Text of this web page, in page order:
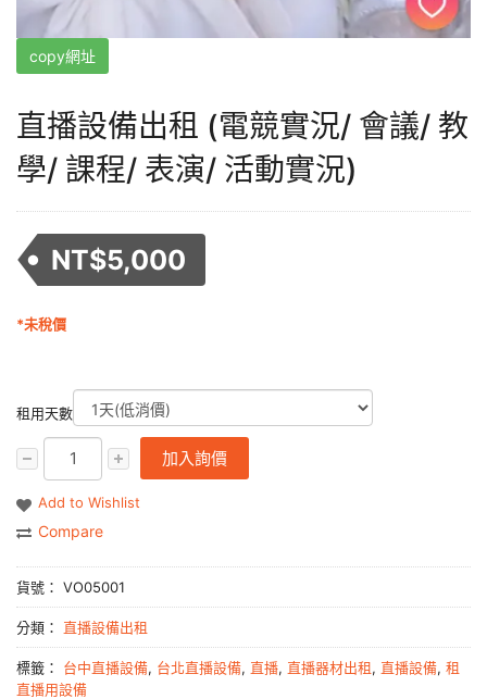
copy網址
直播設備出租 (電競實況/ 會議/ 教
學/ 課程/ 表演/ 活動實況)
NT$5,000
*未稅價
租用天數
加入詢價
Add to Wishlist
Compare
貨號： VO05001
分類： 直播設備出租
標籤： 台中直播設備, 台北直播設備, 直播, 直播器材出租, 直播設備, 租
直播用設備